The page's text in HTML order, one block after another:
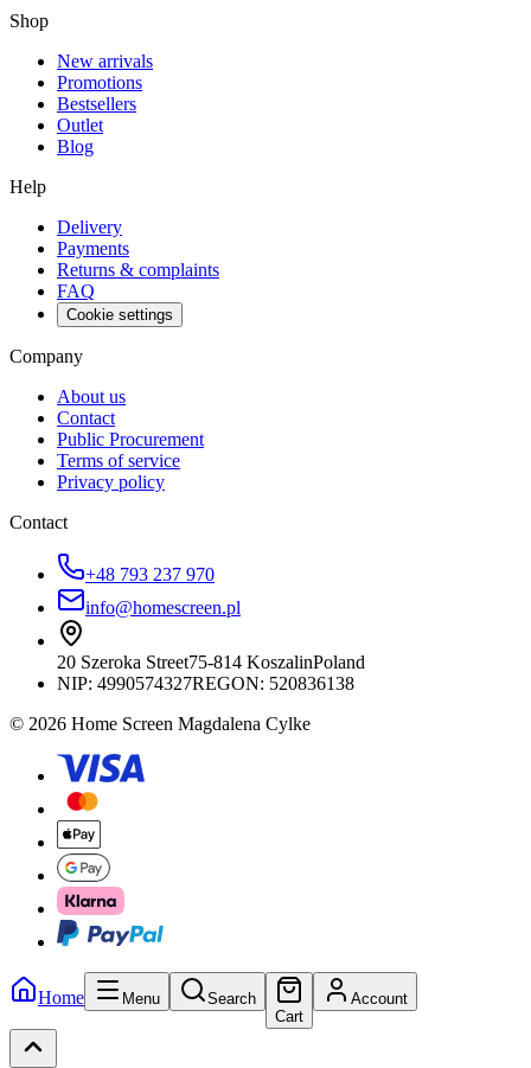
Shop
New arrivals
Promotions
Bestsellers
Outlet
Blog
Help
Delivery
Payments
Returns & complaints
FAQ
Cookie settings
Company
About us
Contact
Public Procurement
Terms of service
Privacy policy
Contact
+48 793 237 970
info@homescreen.pl
20 Szeroka Street75-814 KoszalinPoland
NIP: 4990574327REGON: 520836138
© 2026 Home Screen Magdalena Cylke
Home Menu
Search
Cart
Account